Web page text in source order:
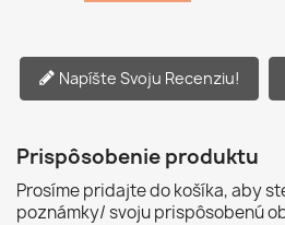
Napíšte Svoju Recenziu!
Prispôsobenie produktu
Prosíme pridajte do košíka, aby
poznámky/ svoju prispôsobenú